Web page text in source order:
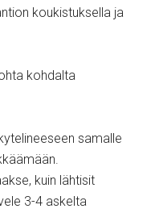
koukistuksella ja
kohdalta
samalle
kuin lähtisit
3-4 askelta